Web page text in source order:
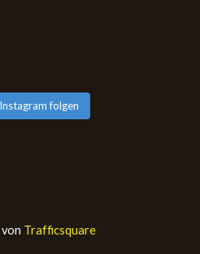
folgen
Trafficsquare